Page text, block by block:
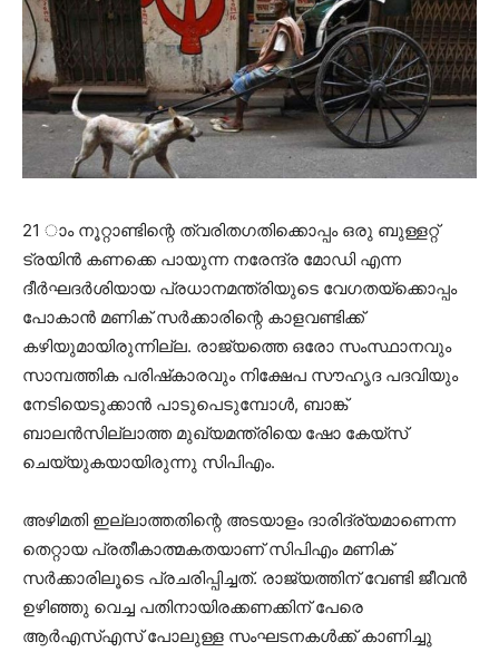
21 ാം നൂറ്റാണ്ടിന്റെ ത്വരിതഗതിക്കൊപ്പം ഒരു ബുള്ളറ്റ്
ട്രയിന്‍ കണക്കെ പായുന്ന നരേന്ദ്ര മോഡി എന്ന
ദീര്‍ഘദര്‍ശിയായ പ്രധാനമന്ത്രിയുടെ വേഗതയ്‌ക്കൊപ്പം
പോകാന്‍ മണിക് സര്‍ക്കാരിന്റെ കാളവണ്ടിക്ക്
കഴിയുമായിരുന്നില്ല. രാജ്യത്തെ ഒരോ സംസ്ഥാനവും
സാമ്പത്തിക പരിഷ്‌കാരവും നിക്ഷേപ സൗഹൃദ പദവിയും
നേടിയെടുക്കാന്‍ പാടുപെടുമ്പോള്‍, ബാങ്ക്
ബാലന്‍സില്ലാത്ത മുഖ്യമന്ത്രിയെ ഷോ കേയ്‌സ്
ചെയ്യുകയായിരുന്നു സിപിഎം.
അഴിമതി ഇല്ലാത്തതിന്റെ അടയാളം ദാരിദ്ര്യമാണെന്ന
തെറ്റായ പ്രതീകാത്മകതയാണ് സിപിഎം മണിക്
സര്‍ക്കാരിലൂടെ പ്രചരിപ്പിച്ചത്. രാജ്യത്തിന് വേണ്ടി ജീവന്‍
ഉഴിഞ്ഞു വെച്ച പതിനായിരക്കണക്കിന് പേരെ
ആര്‍എസ്എസ് പോലുള്ള സംഘടനകള്‍ക്ക് കാണിച്ചു